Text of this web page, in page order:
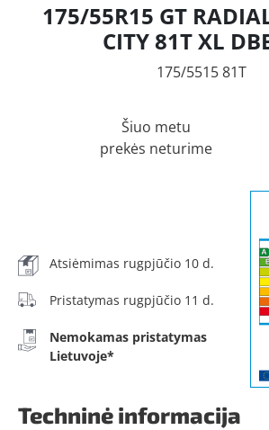
175/55R15 GT
CITY 81T XL
175/5515 81T
Šiuo metu
prekės neturime
Atsiėmimas rugpjūčio 10 d.
Pristatymas rugpjūčio 11 d.
Nemokamas pristatymas
Lietuvoje*
Techninė informacija